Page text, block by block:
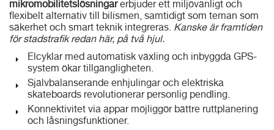
mikromobilitetslösningarerbjuder ett miljövänligt och
flexibelt alternativ till bilismen, samtidigt som teman som
säkerhet och smart teknik integreras. Kanske är framtiden
för stadstrafik redan här, på två hjul.
Elcyklar med automatisk växling och inbyggda GPS-
system ökar tillgängligheten.
Självbalanserande enhjulingar och elektriska
skateboards revolutionerar personlig pendling.
Konnektivitet via appar möjliggör bättre ruttplanering
och låsningsfunktioner.